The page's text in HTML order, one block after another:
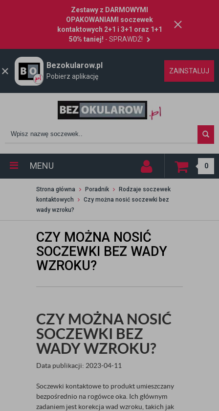
Zestawy z DARMOWYMI
OPAKOWANIAMI soczewek
kontaktowych 2+1 i 3+1 oraz 1+1
50% taniej! - SPRAWDŹ!
Bezokularow.pl
Pobierz aplikację
ZAINSTALUJ
MENU 0
Strona główna Poradnik
Rodzaje soczewek
kontaktowych
Czy można nosić soczewki bez
wady wzroku?
CZY MOŻNA NOSIĆ
SOCZEWKI BEZ WADY
WZROKU?
CZY MOŻNA NOSIĆ
SOCZEWKI BEZ
WADY WZROKU?
Data publikacji: 2023-04-11
Soczewki kontaktowe to produkt umieszczany
bezpośrednio na rogówce oka. Ich głównym
zadaniem jest korekcja wad wzroku, takich jak